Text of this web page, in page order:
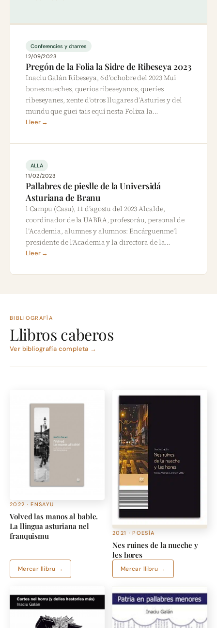
Conferencies y charres
12/09/2023
Pregón de la Folia la Sidre de Ribeseya 2023
Inaciu Galán Ribeseya, 6 d’ochobre del 2023 Mui
bones nueches, queríos ribeseyanos, queríes
ribeseyanes, xente d’otros llugares d’Asturies y del
mundu que güei tais equí nesta Folixa la…
Lleer →
ALLA
11/02/2023
Pallabres de pieslle de la Universidá
Asturiana de Branu
l Campu (Casu), 11 d’agostu del 2023 Alcalde,
coordinador de la UABRA, profesoráu, personal de
l’Academia, alumnes y alumnos: Encárguenme’l
presidente de l’Academia y la directora de la…
Lleer →
BIBLIOGRAFÍA
Llibros caberos
Ver bibliografía completa →
2022 · ENSAYU
Volved las manos al bable.
La llingua asturiana nel
franquismu
Mercar llibru →
2021 · POESÍA
Nes ruines de la nueche y
les hores
Mercar llibru →